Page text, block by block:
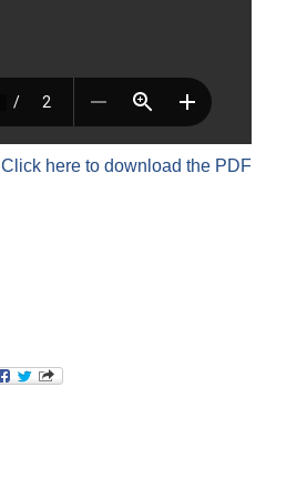
Click here to download the PDF